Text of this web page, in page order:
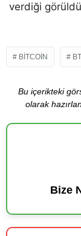
verdiği
BITCOIN
Bu içerikteki
olarak
Bize